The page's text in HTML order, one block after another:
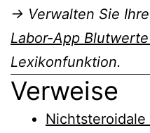
→ Verwalten Sie
Labor-App Blutwerte
Lexikonfunktion.
Verweise
Nichtsteroidale